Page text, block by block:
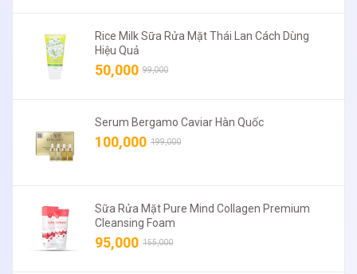
Rice Milk Sữa Rửa Mặt Thái Lan Cách Dùng
Hiệu Quả
50,000 99,000
Serum Bergamo Caviar Hàn Quốc
100,000 199,000
Sữa Rửa Mặt Pure Mind Collagen Premium
Cleansing Foam
95,000 155,000